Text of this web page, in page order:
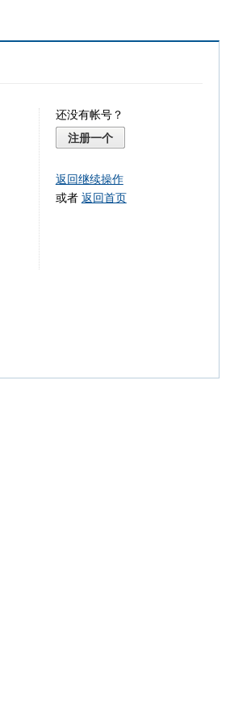
还没有帐号？
注册一个
返回继续操作
或者 返回首页